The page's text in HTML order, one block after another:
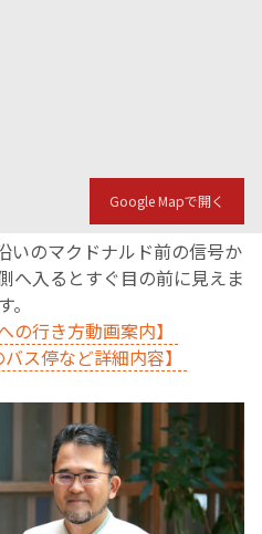
Google Mapで開く
いのマクドナルド前の信号か
へ入るとすぐ目の前に見えま
す。
の行き方動画案内】
ス停など詳細内容】